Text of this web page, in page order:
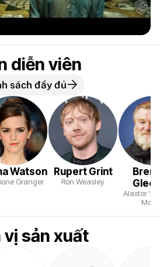
diễn viên
sách đầy đủ
Watson
Granger
Rupert Grint
Ron Weasley
Alastor
sản xuất